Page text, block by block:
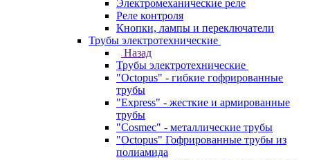
Электромеханические реле
Реле контроля
Кнопки, лампы и переключатели
Трубы электротехнические
Назад
Трубы электротехнические
"Octopus" - гибкие гофрированные
трубы
"Express" - жесткие и армированные
трубы
"Cosmec" - металлические трубы
"Octopus" Гофрированные трубы из
полиамида